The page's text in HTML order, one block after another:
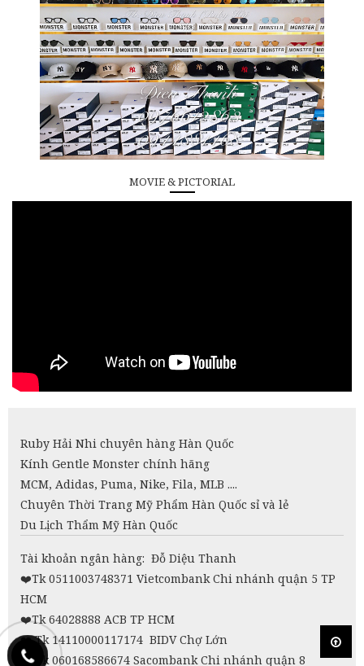
MOVIE & PICTORIAL
Ruby Hải Nhi chuyên hàng Hàn Quốc
Kính Gentle Monster chính hãng
MCM, Adidas, Puma, Nike, Fila, MLB ....
Chuyên Thời Trang Mỹ Phẩm Hàn Quốc sỉ và lẻ
Du Lịch Thẩm Mỹ Hàn Quốc
Tài khoản ngân hàng: Đỗ Diệu Thanh
❤️Tk 0511003748371 Vietcombank Chi nhánh quận 5 TP
HCM
❤️Tk 64028888 ACB TP HCM
❤️Tk 14110000117174 BIDV Chợ Lớn
❤️ Tk 060168586674 Sacombank Chi nhánh quận 8